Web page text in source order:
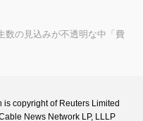
の見込みが不透明な中「費
copyright of Reuters Limited
News Network LP, LLLP